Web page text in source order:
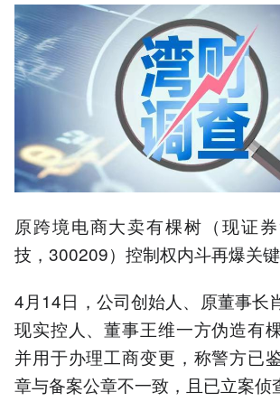
原跨境电商大卖有棵树（现证
技，300209）控制权内斗再爆关键
4月14日，公司创始人、原董事长
现实控人、董事王维一方伪造有
并用于办理工商变更，称警方已
章与备案公章不一致，且已立案侦